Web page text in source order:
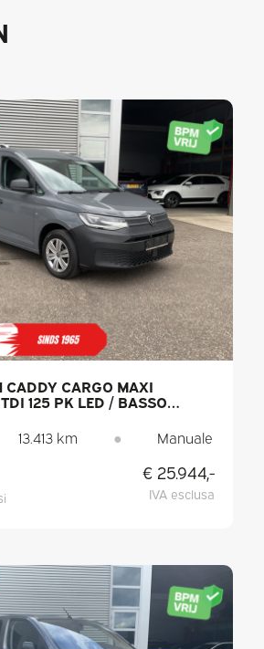
CADDY CARGO MAXI
125 PK LED / BASSO
/ PDC / ARIA
13.413 km ● Manuale
€ 25.944,-
IVA esclusa